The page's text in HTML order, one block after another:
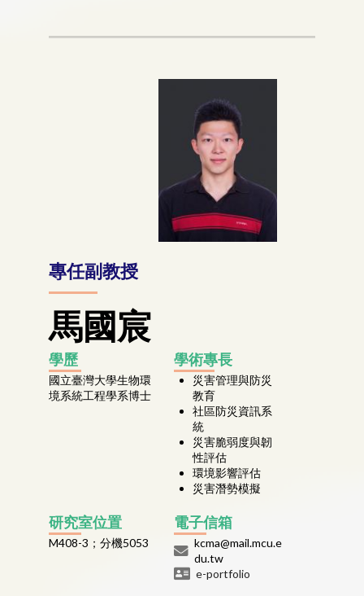
專任副教授
馬國宸
學歷
國立臺灣大學生物環
境系統工程學系博士
學術專長
災害管理與防災
教育
社區防災資訊系
統
災害脆弱度與韌
性評估
環境影響評估
災害潛勢模擬
研究室位置
M408-3；分機5053
電子信箱
kcma@mail.mcu.e
du.tw
e-portfolio